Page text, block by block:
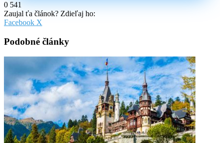
0 541
Zaujal ťa článok? Zdieľaj ho:
Facebook X
Email
Podobné články